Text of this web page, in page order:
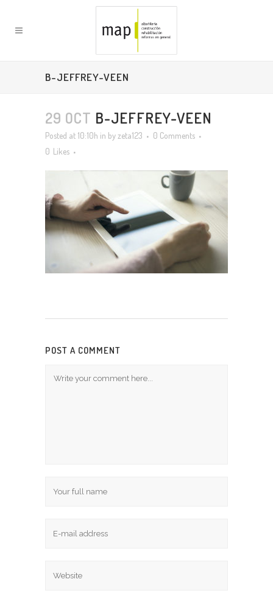
B-JEFFREY-VEEN
29 OCT B-JEFFREY-VEEN
Posted at 10:10h in byzeta123
0 Comments
0 Likes
POST A COMMENT